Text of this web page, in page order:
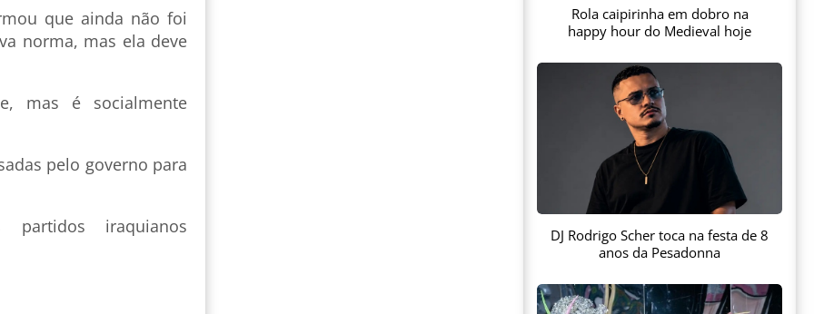
que ainda não foi
norma, mas ela deve
mas é socialmente
pelo governo para
iraquianos
Rola caipirinha em dobro na
happy hour do Medieval hoje
DJ Rodrigo Scher toca na festa de 8
anos da Pesadonna